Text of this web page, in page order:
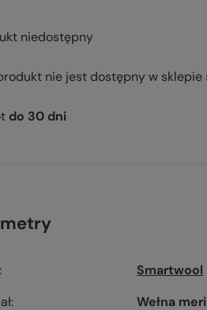
niedostępny
nie jest dostępny w
do 30 dni
Smartwool
Wełna